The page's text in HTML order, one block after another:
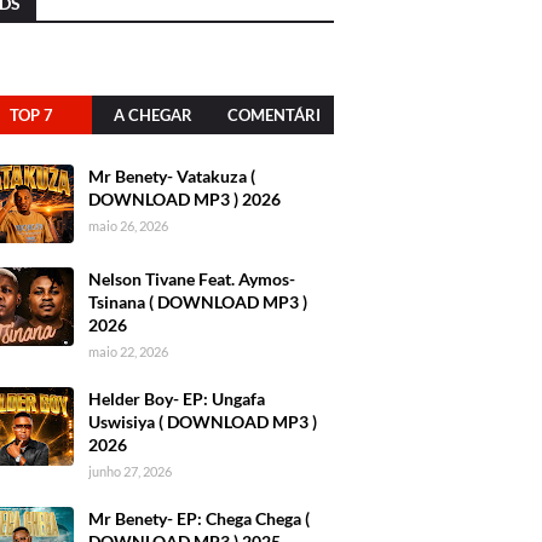
TOP 7 A CHEGAR COMENTÁRI
Mr Benety- Vatakuza (
DOWNLOAD MP3 ) 2026
maio 26, 2026
Nelson Tivane Feat. Aymos-
Tsinana ( DOWNLOAD MP3 )
2026
maio 22, 2026
Helder Boy- EP: Ungafa
Uswisiya ( DOWNLOAD MP3 )
2026
junho 27, 2026
Mr Benety- EP: Chega Chega (